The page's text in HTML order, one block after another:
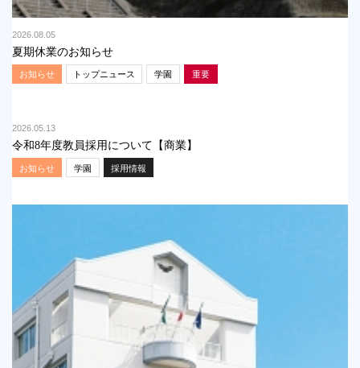
2026.08.05
夏期休業のお知らせ
お知らせ トップニュース 学園 重要
2026.05.13
令和8年度教員採用について【商業】
お知らせ 学園 採用情報